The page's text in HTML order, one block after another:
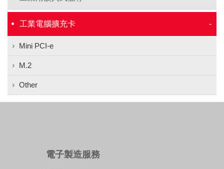
工業電腦擴充卡
Mini PCI-e
M.2
Other
電子製造服務